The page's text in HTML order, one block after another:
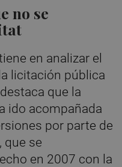
no se
en analizar el
licitación pública
que la
ido acompañada
por parte de
que se
en 2007 con la